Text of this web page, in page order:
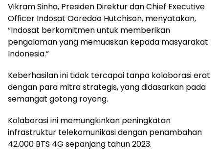
Vikram Sinha, Presiden Direktur dan Chief Executive
Officer Indosat Ooredoo Hutchison, menyatakan,
“Indosat berkomitmen untuk memberikan
pengalaman yang memuaskan kepada masyarakat
Indonesia.”
Keberhasilan ini tidak tercapai tanpa kolaborasi erat
dengan para mitra strategis, yang didasarkan pada
semangat gotong royong.
Kolaborasi ini memungkinkan peningkatan
infrastruktur telekomunikasi dengan penambahan
42.000 BTS 4G sepanjang tahun 2023.